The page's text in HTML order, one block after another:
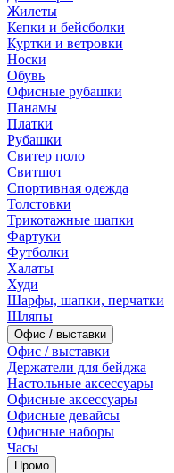
Жилеты
Кепки и бейсболки
Куртки и ветровки
Носки
Обувь
Офисные рубашки
Панамы
Платки
Рубашки
Свитер поло
Свитшот
Спортивная одежда
Толстовки
Трикотажные шапки
Фартуки
Футболки
Халаты
Худи
Шарфы, шапки, перчатки
Шляпы
Офис / выставки
Офис / выставки
Держатели для бейджа
Настольные аксессуары
Офисные аксессуары
Офисные девайсы
Офисные наборы
Часы
Промо